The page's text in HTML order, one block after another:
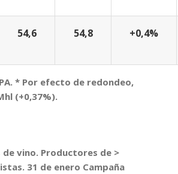
54,6 54,8 +0,4%
* Por efecto de redondeo,
(+0,37%).
de vino. Productores de >
31 de enero Campaña